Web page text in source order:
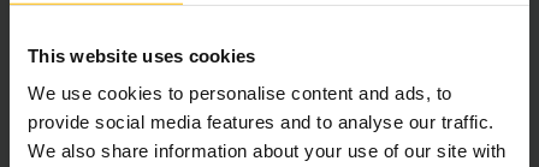
This website uses cookies
We use cookies to personalise content and ads, to
provide social media features and to analyse our traffic.
We also share information about your use of our site with
špecifikácií a vybavenia vozidla.
Technické údaje